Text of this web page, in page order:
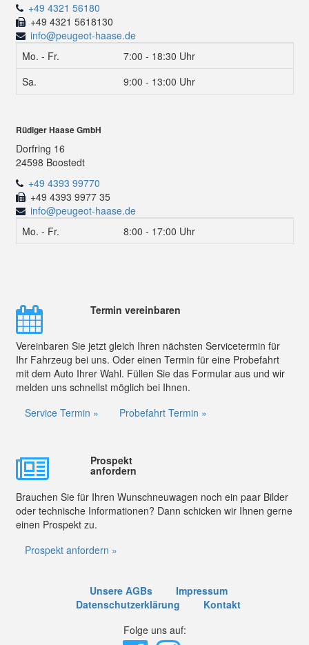
+49 4321 56180
+49 4321 5618130
info@peugeot-haase.de
Mo. - Fr.
7:00 - 18:30 Uhr
Sa.
9:00 - 13:00 Uhr
Rüdiger Haase GmbH
Dorfring 16
24598 Boostedt
+49 4393 99770
+49 4393 9977 35
info@peugeot-haase.de
Mo. - Fr.
8:00 - 17:00 Uhr
Termin vereinbaren
Vereinbaren Sie jetzt gleich Ihren nächsten Servicetermin für
Ihr Fahrzeug bei uns. Oder einen Termin für eine Probefahrt
mit dem Auto Ihrer Wahl. Füllen Sie das Formular aus und wir
melden uns schnellst möglich bei Ihnen.
Service Termin »
Probefahrt Termin »
Prospekt
anfordern
Brauchen Sie für Ihren Wunschneuwagen noch ein paar Bilder
oder technische Informationen? Dann schicken wir Ihnen gerne
einen Prospekt zu.
Prospekt anfordern »
Unsere AGBs
Impressum
Datenschutzerklärung
Kontakt
Folge uns auf: